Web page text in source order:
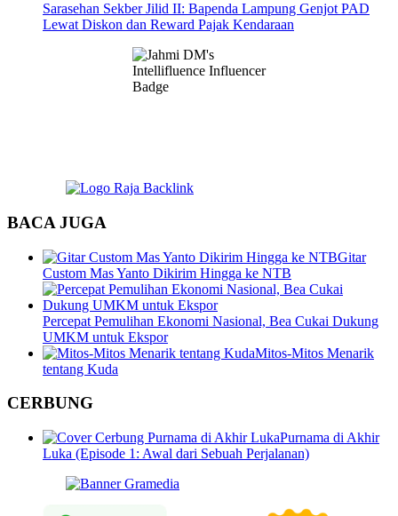
Sarasehan Sekber Jilid II: Bapenda Lampung Genjot PAD
Lewat Diskon dan Reward Pajak Kendaraan
BACA JUGA
Gitar
Custom Mas Yanto Dikirim Hingga ke NTB
Percepat Pemulihan Ekonomi Nasional, Bea Cukai Dukung
UMKM untuk Ekspor
Mitos-Mitos Menarik
tentang Kuda
CERBUNG
Purnama di Akhir
Luka (Episode 1: Awal dari Sebuah Perjalanan)